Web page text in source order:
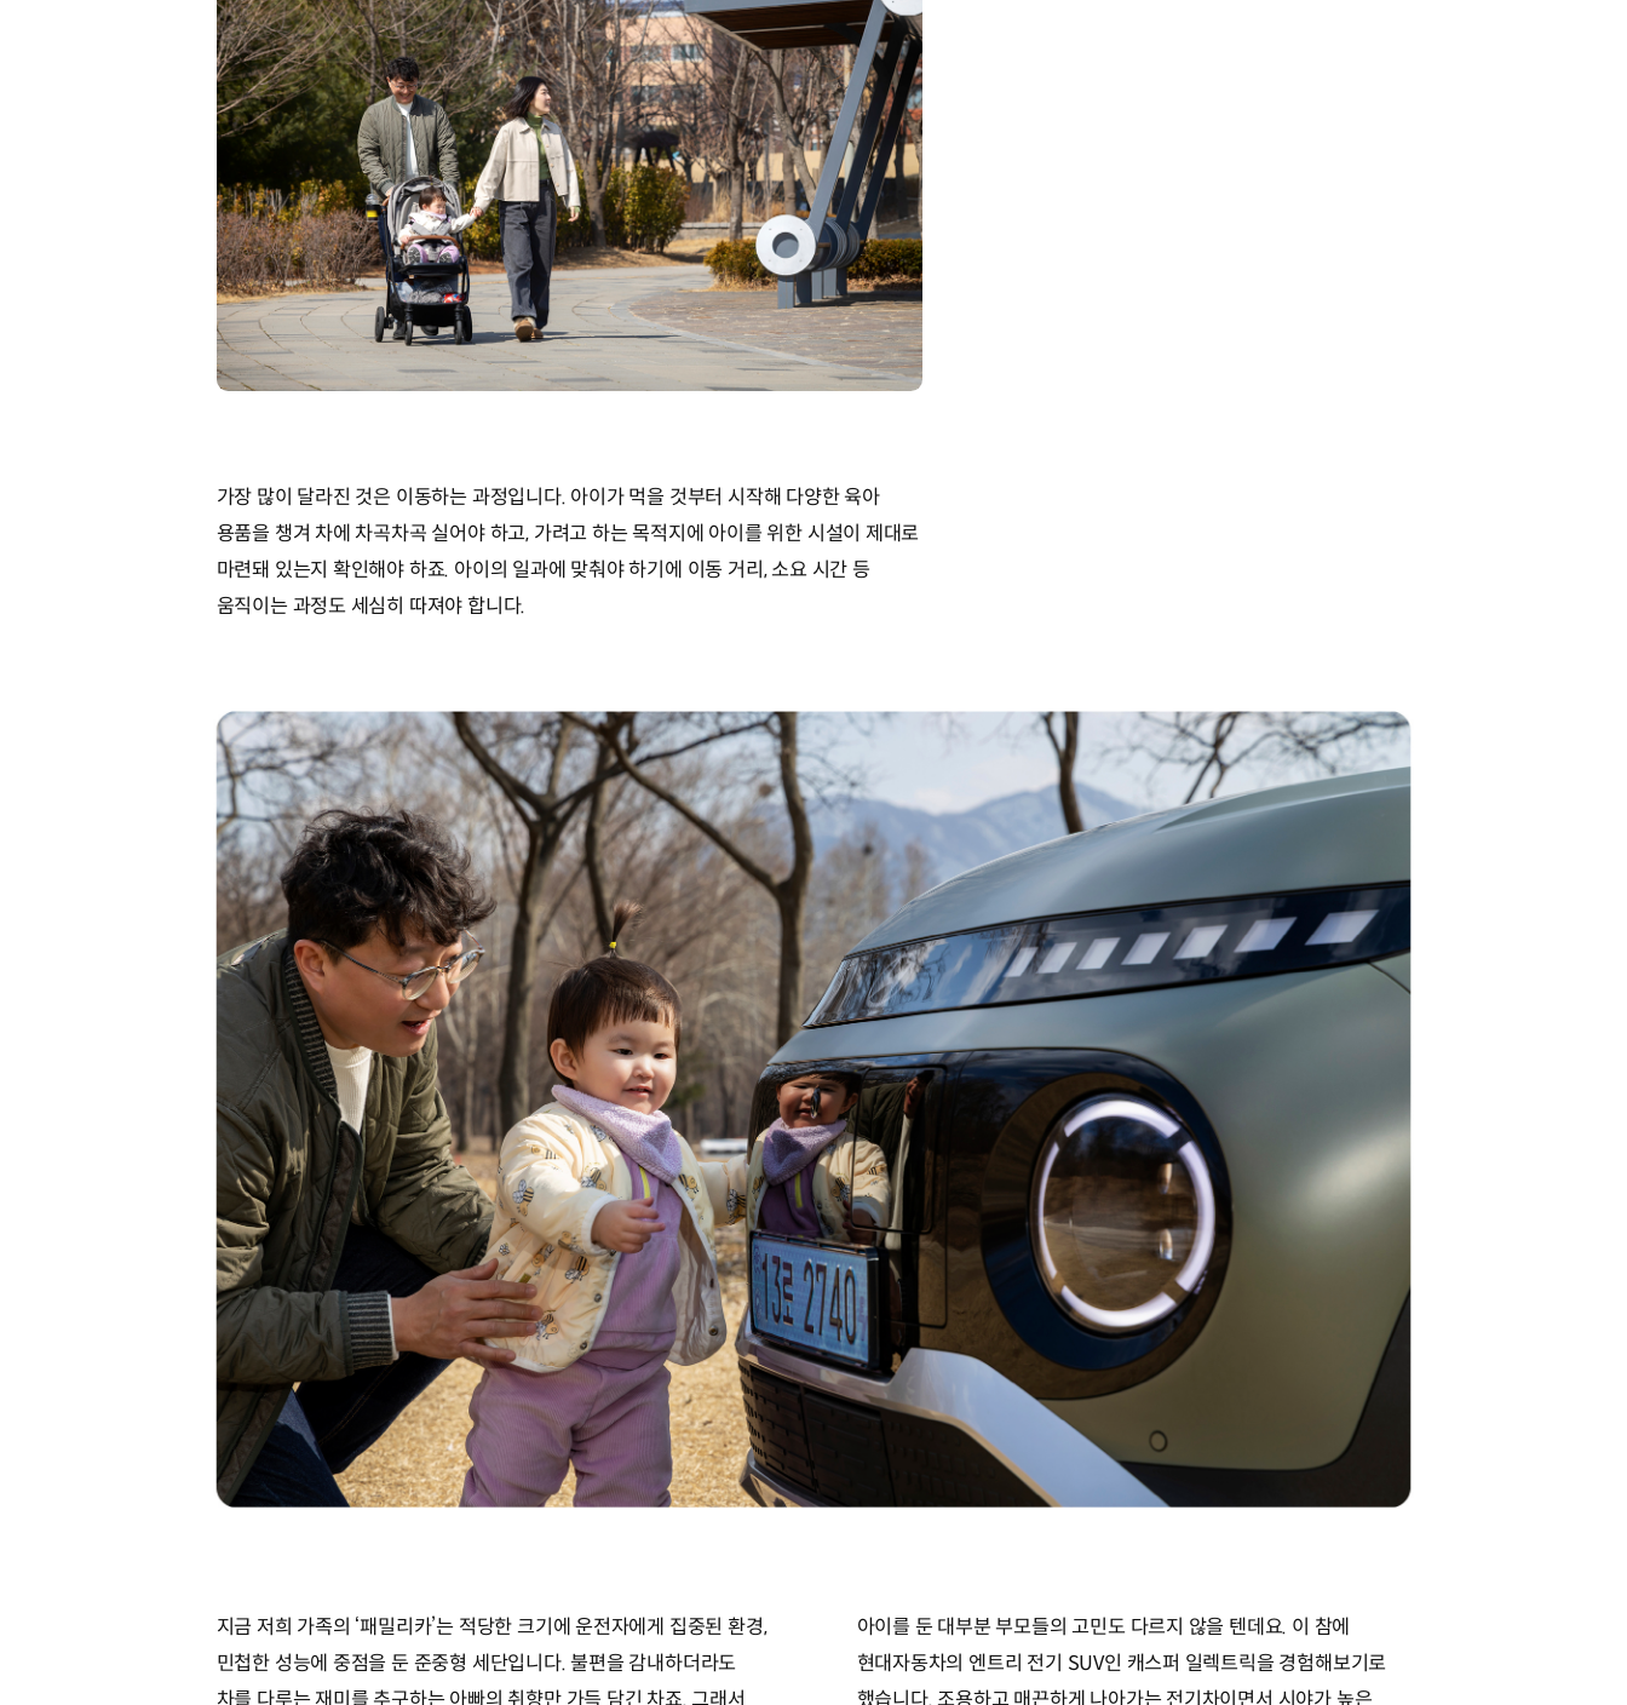
가장 많이 달라진 것은 이동하는 과정입니다. 아이가 먹을 것부터 시작해 다양한 육아
용품을 챙겨 차에 차곡차곡 실어야 하고, 가려고 하는 목적지에 아이를 위한 시설이 제대로
마련돼 있는지 확인해야 하죠. 아이의 일과에 맞춰야 하기에 이동 거리, 소요 시간 등
움직이는 과정도 세심히 따져야 합니다.
지금 저희 가족의 ‘패밀리카’는 적당한 크기에 운전자에게 집중된 환경,
민첩한 성능에 중점을 둔 준중형 세단입니다. 불편을 감내하더라도
아이를 둔 대부분 부모들의 고민도 다르지 않을 텐데요. 이 참에
현대자동차의 엔트리 전기 SUV인 캐스퍼 일렉트릭을 경험해보기로